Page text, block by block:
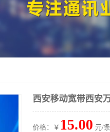
西安移动宽带西安
价格：￥ 15.00 元/